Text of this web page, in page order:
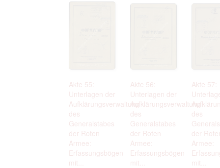
Akte 55:
Unterlagen der
Aufklärungsverwaltung
des
Generalstabes
der Roten
Armee:
Erfassungsbögen
mit...
Akte 56:
Unterlagen der
Aufklärungsverwaltung
des
Generalstabes
der Roten
Armee:
Erfassungsbögen
mit...
Akte 57:
des
der
Armee:
mit...